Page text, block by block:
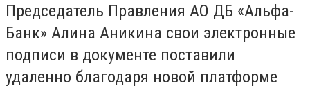
Председатель Правления АО ДБ «Альфа-
Банк» Алина Аникина свои электронные
подписи в документе поставили
удаленно благодаря новой платформе